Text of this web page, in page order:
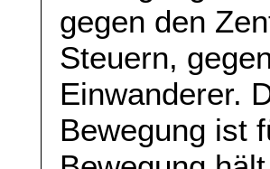
gegen den
Steuern,
Einwanderer.
Bewegung ist